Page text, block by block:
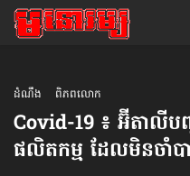
ដំណឹង ពិភពលោក
Covid-19 ៖ អ៊ីតាលី​ប
ផលិតកម្ម ដែល​មិន​ចាំប